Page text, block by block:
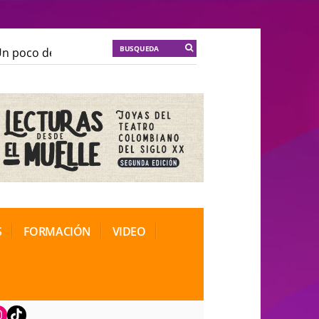
poco de locura para la cordura
de Teatro Rosa
FORMACIÓN VIDEO
TikTok